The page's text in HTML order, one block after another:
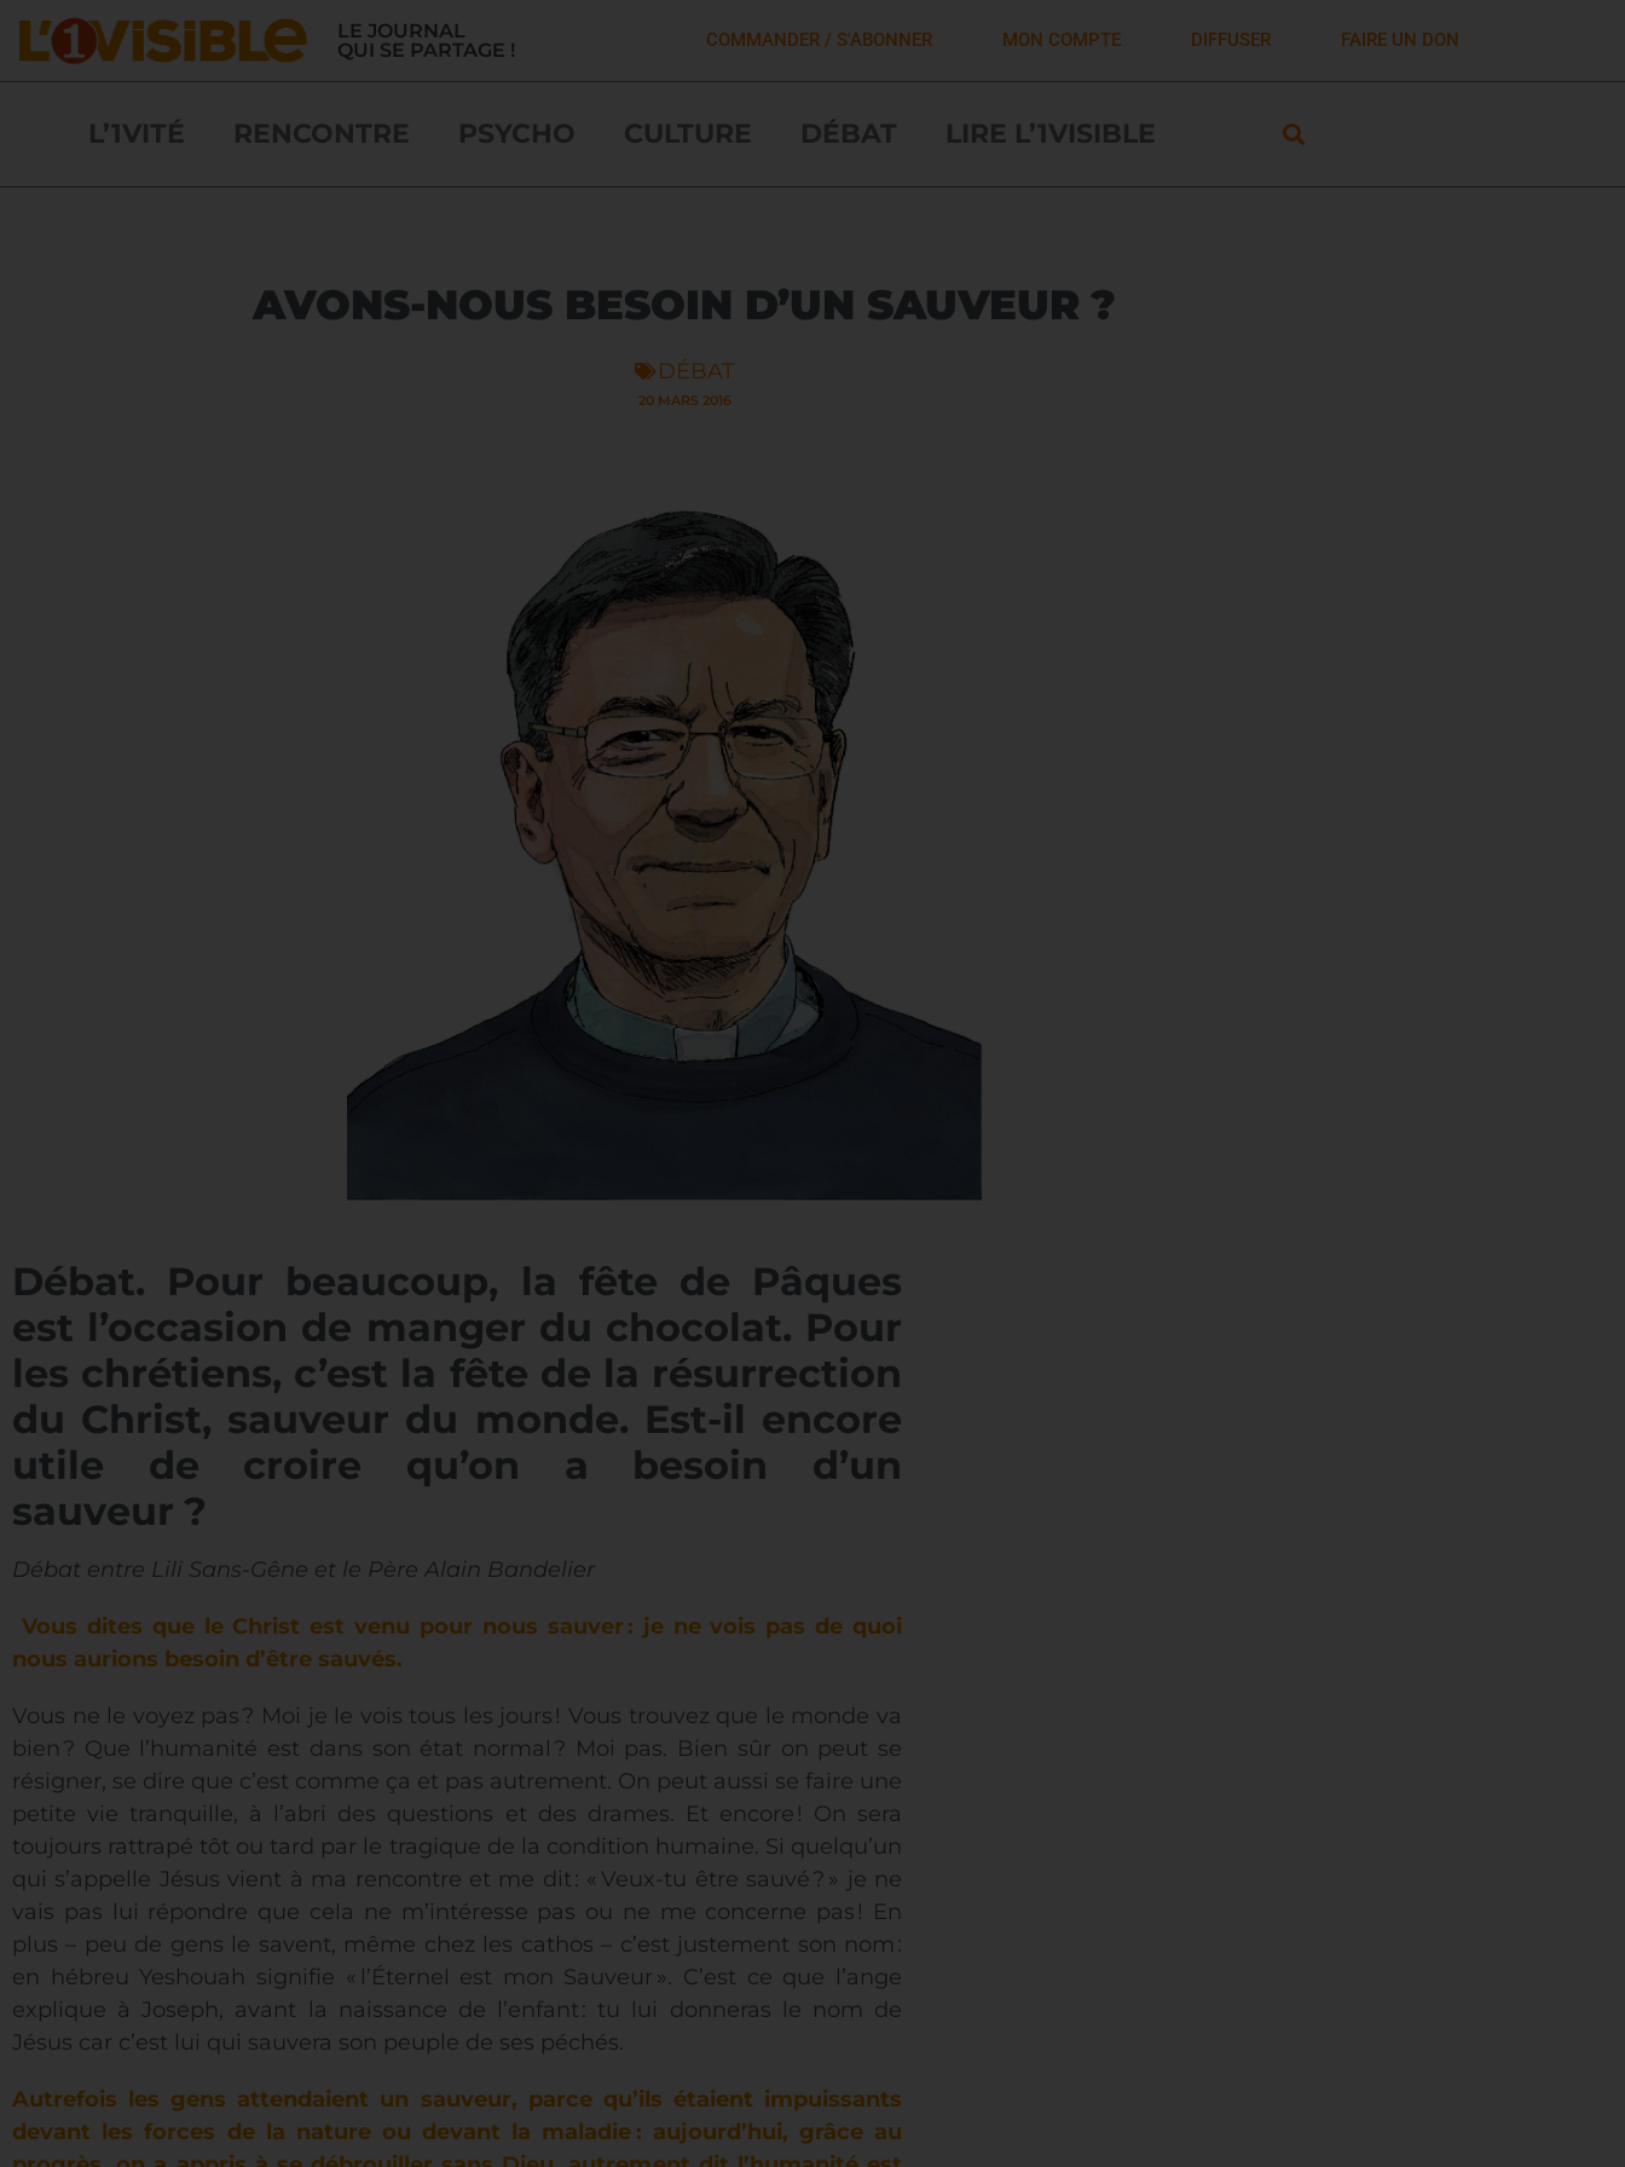
LE JOURNAL
QUI SE PARTAGE !
COMMANDER / S'ABONNER MON COMPTE DIFFUSER FAIRE UN DON
L’1VITÉ RENCONTRE PSYCHO CULTURE DÉBAT LIRE L’1VISIBLE
AVONS-NOUS BESOIN D’UN SAUVEUR ?
DÉBAT
20 MARS 2016
Débat. Pour beaucoup, la fête de Pâques
est l’occasion de manger du chocolat. Pour
les chrétiens, c’est la fête de la résurrection
du Christ, sauveur du monde. Est-il encore
utile de croire qu’on a besoin d’un
sauveur ?
Débat entre Lili Sans-Gêne et le Père Alain Bandelier
Vous dites que le Christ est venu pour nous sauver : je ne vois pas de quoi
nous aurions besoin d’être sauvés.
Vous ne le voyez pas ? Moi je le vois tous les jours ! Vous trouvez que le monde va
bien ? Que l’humanité est dans son état normal ? Moi pas. Bien sûr on peut se
résigner, se dire que c’est comme ça et pas autrement. On peut aussi se faire une
petite vie tranquille, à l’abri des questions et des drames. Et encore ! On sera
toujours rattrapé tôt ou tard par le tragique de la condition humaine. Si quelqu’un
qui s’appelle Jésus vient à ma rencontre et me dit : « Veux-tu être sauvé ? » je ne
vais pas lui répondre que cela ne m’intéresse pas ou ne me concerne pas ! En
plus – peu de gens le savent, même chez les cathos – c’est justement son nom :
en hébreu Yeshouah signifie « l’Éternel est mon Sauveur ». C’est ce que l’ange
explique à Joseph, avant la naissance de l’enfant : tu lui donneras le nom de
Jésus car c’est lui qui sauvera son peuple de ses péchés.
Autrefois les gens attendaient un sauveur, parce qu’ils étaient impuissants
devant les forces de la nature ou devant la maladie : aujourd’hui, grâce au